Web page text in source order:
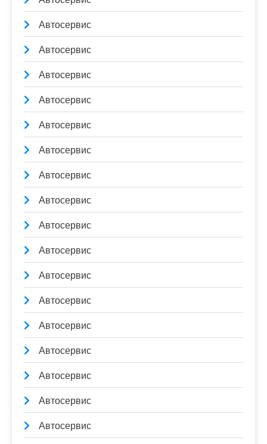
Автосервис
Автосервис
Автосервис
Автосервис
Автосервис
Автосервис
Автосервис
Автосервис
Автосервис
Автосервис
Автосервис
Автосервис
Автосервис
Автосервис
Автосервис
Автосервис
Автосервис